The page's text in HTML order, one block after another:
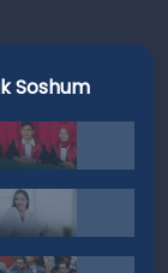
Soshum